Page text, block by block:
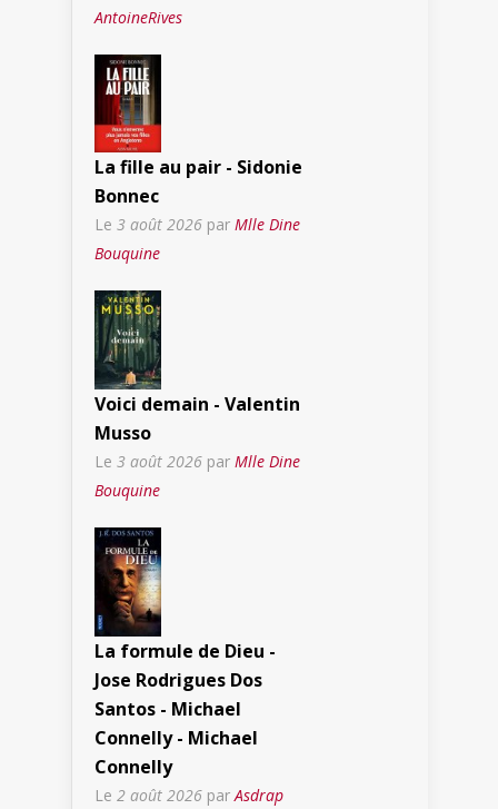
AntoineRives
La fille au pair - Sidonie
Bonnec
Le 3 août 2026 par Mlle Dine
Bouquine
Voici demain - Valentin
Musso
Le 3 août 2026 par Mlle Dine
Bouquine
La formule de Dieu -
Jose Rodrigues Dos
Santos - Michael
Connelly - Michael
Connelly
Le 2 août 2026 parAsdrap